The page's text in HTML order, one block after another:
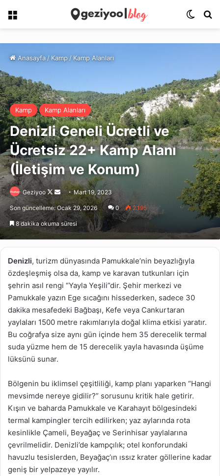
Menü Dış
Anasayfa /Kamp /Kamp Alanları
Kamp Kamp Alanları
Denizli Geneli Ücretli ve
Ücretsiz 22+ Kamp Alanı
(İletişim ve Konum)
Geziyoo
Follow
on
X
Bir
e-
posta
göndermek
Mart 19, 2023
Son güncelleme: Ocak 29, 2026 0 2.195
8 dakika okuma süresi
Denizli, turizm dünyasında Pamukkale’nin beyazlığıyla
özdeşleşmiş olsa da, kamp ve karavan tutkunları için
şehrin asıl rengi “Yayla Yeşili”dir. Şehir merkezi ve
Pamukkale yazın Ege sıcağını hissederken, sadece 30
dakika mesafedeki Bağbaşı, Kefe veya Cankurtaran
yaylaları 1500 metre rakımlarıyla doğal klima etkisi yaratır.
Bu coğrafya size aynı gün içinde hem 35 derecelik termal
suda yüzme hem de 15 derecelik yayla havasında üşüme
lüksünü sunar.
Bölgenin bu iklimsel çeşitliliği, kamp planı yaparken “Hangi
mevsimde nereye gidilir?” sorusunu kritik hale getirir.
Kışın ve baharda Pamukkale ve Karahayıt bölgesindeki
termal kampingler tercih edilirken; yaz aylarında rota
kesinlikle Çameli, Beyağaç ve Serinhisar yaylalarına
çevrilmelidir. Denizli’de kampçılık; otel konforundaki
havuzlu tesislerden, Beyağaç’ın ıssız krater göllerine kadar
geniş bir yelpazeye yayılır.